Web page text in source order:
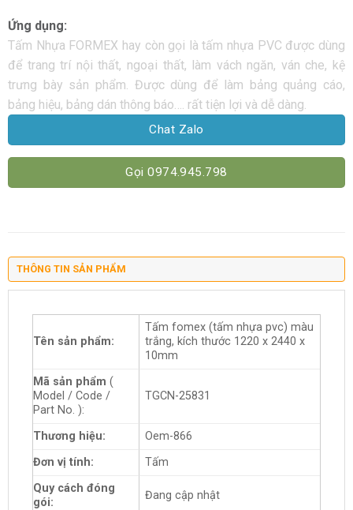
Ứng dụng:
Tấm Nhựa FORMEX hay còn gọi là tấm nhựa PVC được dùng
để trang trí nội thất, ngoại thất, làm vách ngăn, ván che, kệ
trưng bày sản phẩm. Được dùng để làm bảng quảng cáo,
bảng hiệu, bảng dán thông báo…. rất tiện lợi và dễ dàng.
Chat Zalo
Gọi 0974.945.798
THÔNG TIN SẢN PHẨM
Tên sản phẩm:
Tấm fomex (tấm nhựa pvc) màu
trắng, kích thước 1220 x 2440 x
10mm
Mã sản phẩm (
Model / Code /
Part No. ):
TGCN-25831
Thương hiệu:
Oem-866
Đơn vị tính:
Tấm
Quy cách đóng
gói:
Đang cập nhật